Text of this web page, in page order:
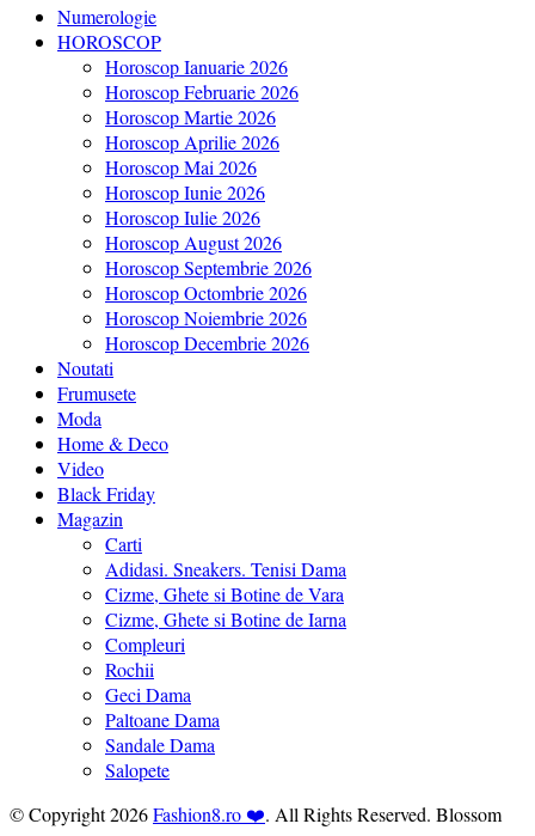
Numerologie
HOROSCOP
Horoscop Ianuarie 2026
Horoscop Februarie 2026
Horoscop Martie 2026
Horoscop Aprilie 2026
Horoscop Mai 2026
Horoscop Iunie 2026
Horoscop Iulie 2026
Horoscop August 2026
Horoscop Septembrie 2026
Horoscop Octombrie 2026
Horoscop Noiembrie 2026
Horoscop Decembrie 2026
Noutati
Frumusete
Moda
Home & Deco
Video
Black Friday
Magazin
Carti
Adidasi. Sneakers. Tenisi Dama
Cizme, Ghete si Botine de Vara
Cizme, Ghete si Botine de Iarna
Compleuri
Rochii
Geci Dama
Paltoane Dama
Sandale Dama
Salopete
© Copyright 2026Fashion8.ro ❤️. All Rights Reserved. Blossom